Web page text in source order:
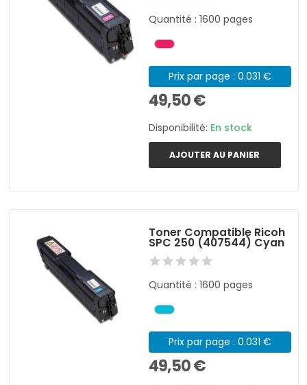
Quantité : 1600 pages
Prix par page : 0.031 €
49,50 €
Disponibilité: En stock
AJOUTER AU PANIER
Toner Compatible Ricoh
SPC 250 (407544) Cyan
Quantité : 1600 pages
Prix par page : 0.031 €
49,50 €